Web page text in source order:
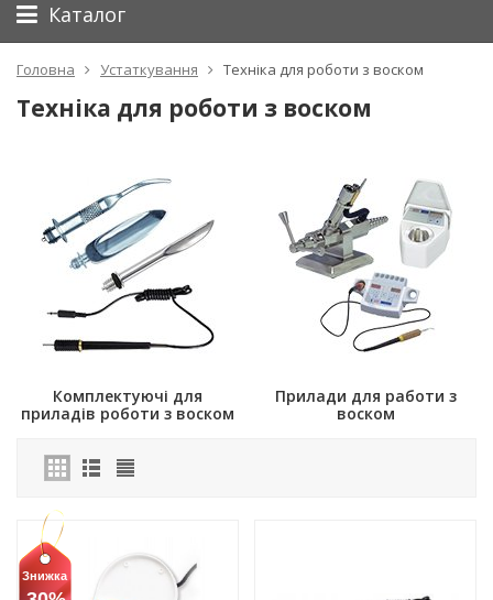
Каталог
Головна Устаткування Техніка для роботи з воском
Техніка для роботи з воском
Комплектуючі для
приладів роботи з воском
Прилади для работи з
воском
Знижка